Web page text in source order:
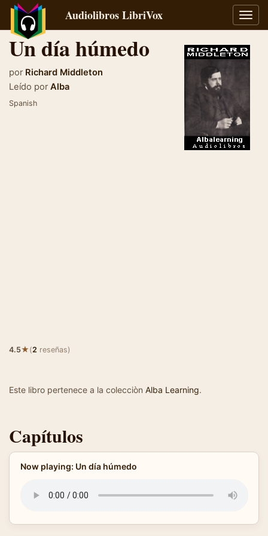
Audiolibros LibriVox
Un día húmedo
por Richard Middleton
Leído por Alba
Spanish
4.5★(2 reseñas)
Este libro pertenece a la colecciòn Alba Learning.
Capítulos
Now playing: Un día húmedo